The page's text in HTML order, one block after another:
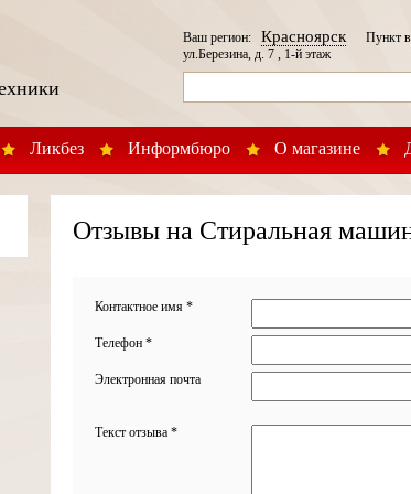
Ликбез Информбюро О магазине
Ваш регион:КрасноярскПункт
ул.Березина, д. 7 , 1-й этаж
Отзывы на Стиральная
Контактное имя *
Телефон *
Электронная почта
Текст отзыва *